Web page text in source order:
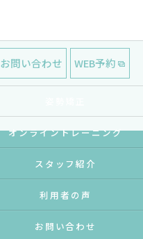
お問い合わせ WEB予約
オンライントレーニング
スタッフ紹介
利用者の声
お問い合わせ